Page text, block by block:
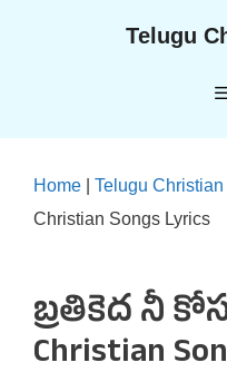
Telugu
Home Telugu Christian
Christian Songs Lyrics
బ్రతికెద నీ
Christian